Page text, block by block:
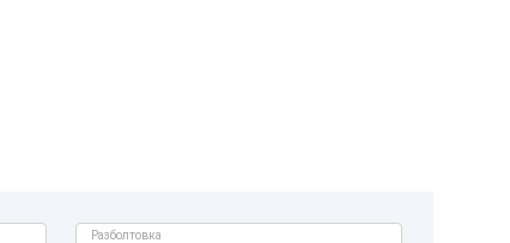
Разболтовка